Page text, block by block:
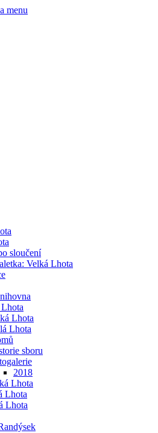
menu
sloučení
Velká Lhota
Lhota
Lhota
sboru
2018
Lhota
Lhota
Lhota